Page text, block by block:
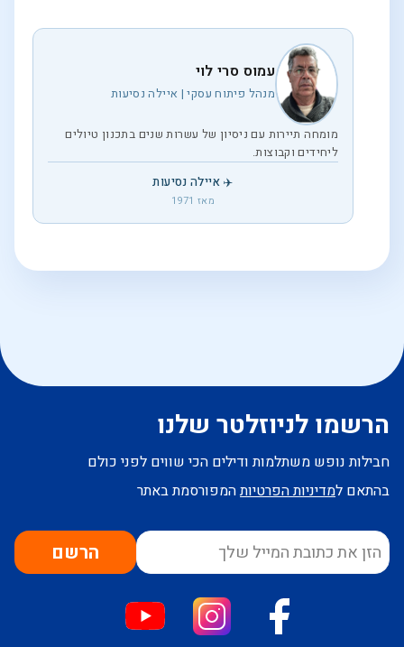
עמוס סרי לוי
מנהל פיתוח עסקי | איילה נסיעות
מומחה תיירות עם ניסיון של עשרות שנים בתכנון טיולים
ליחידים וקבוצות.
✈️ איילה נסיעות
מאז 1971
הרשמו לניוזלטר שלנו
חבילות נופש משתלמות ודילים הכי שווים לפני כולם
בהתאם למדיניות הפרטיותהמפורסמת באתר
הרשם